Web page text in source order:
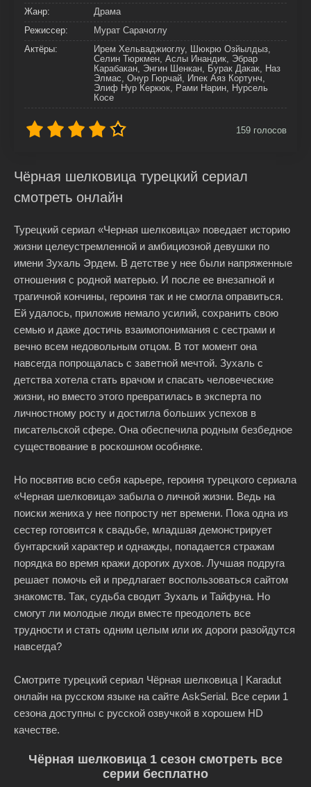
Жанр:
Драма
Режиссер:
Мурат Сарачоглу
Актёры:
Ирем Хельваджиоглу, Шюкрю Озйылдыз,
Селин Тюркмен, Аслы Инандик, Эбрар
Карабакан, Энгин Шенкан, Бурак Дакак, Наз
Элмас, Онур Гюрчай, Ипек Аяз Кортунч,
Элиф Нур Керкюк, Рами Нарин, Нурсель
Косе
159 голосов
Чёрная шелковица турецкий сериал
смотреть онлайн
Турецкий сериал «Черная шелковица» поведает историю
жизни целеустремленной и амбициозной девушки по
имени Зухаль Эрдем. В детстве у нее были напряженные
отношения с родной матерью. И после ее внезапной и
трагичной кончины, героиня так и не смогла оправиться.
Ей удалось, приложив немало усилий, сохранить свою
семью и даже достичь взаимопонимания с сестрами и
вечно всем недовольным отцом. В тот момент она
навсегда попрощалась с заветной мечтой. Зухаль с
детства хотела стать врачом и спасать человеческие
жизни, но вместо этого превратилась в эксперта по
личностному росту и достигла больших успехов в
писательской сфере. Она обеспечила родным безбедное
существование в роскошном особняке.
Но посвятив всю себя карьере, героиня турецкого сериала
«Черная шелковица» забыла о личной жизни. Ведь на
поиски жениха у нее попросту нет времени. Пока одна из
сестер готовится к свадьбе, младшая демонстрирует
бунтарский характер и однажды, попадается стражам
порядка во время кражи дорогих духов. Лучшая подруга
решает помочь ей и предлагает воспользоваться сайтом
знакомств. Так, судьба сводит Зухаль и Тайфуна. Но
смогут ли молодые люди вместе преодолеть все
трудности и стать одним целым или их дороги разойдутся
навсегда?
Смотрите турецкий сериал Чёрная шелковица | Karadut
онлайн на русском языке на сайте AskSerial. Все серии 1
сезона доступны с русской озвучкой в хорошем HD
качестве.
Чёрная шелковица 1 сезон смотреть все
серии бесплатно